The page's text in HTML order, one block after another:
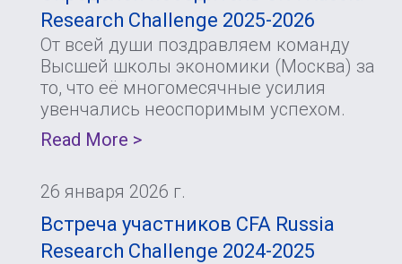
Research Challenge 2025-2026
От всей души поздравляем команду
Высшей школы экономики (Москва) за
то, что её многомесячные усилия
увенчались неоспоримым успехом.
Read More >
26 января 2026 г.
Встреча участников CFA Russia
Research Challenge 2024-2025